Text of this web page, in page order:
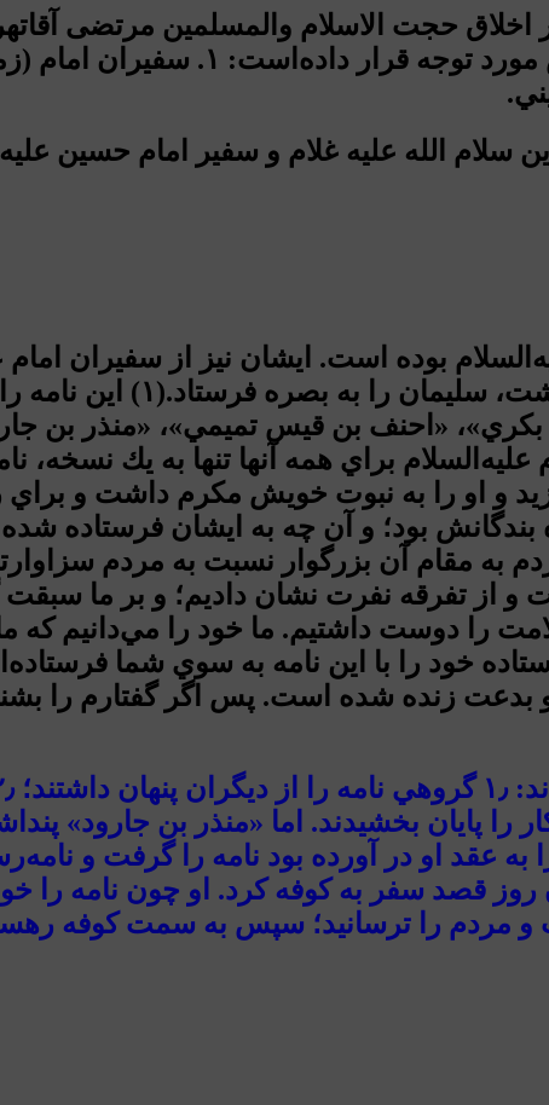
اخلاق حجت الاسلام والمسلمین مرتضی
الله علیه غلام و سفیر امام حسین علیه
بوده است. ايشان نيز از سفيران
پنج‌گانه بصره بوده است. امام هنگامي
بكري»، «احنف بن قيس تميمي»، «منذر بن
براي همه آنها تنها به يك نسخه،
و او را به نبوت خويش مكرم داشت و
بود؛ و آن چه به ايشان فرستاده شده
به مقام آن بزرگوار نسبت به مردم
تفرقه نفرت نشان داديم؛ و بر ما سبقت
را دوست داشتيم. ما خود را مي‌دانيم كه
خود را با اين نامه به سوي شما
زنده شده است. پس اگر گفتارم را
كار را پايان بخشيدند. اما «منذر بن جارود»
عقد او در آورده بود نامه را گرفت و
روز قصد سفر به كوفه كرد. او چون نامه را
و مردم را ترسانيد؛ سپس به سمت كوفه